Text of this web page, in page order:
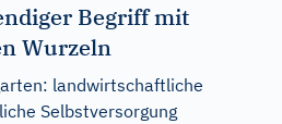
Begriff mit
Wurzeln
landwirtschaftliche
Selbstversorgung